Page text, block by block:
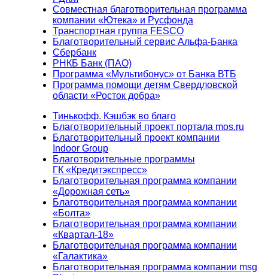
Совместная благотворительная программа
компании «Ютека» и Русфонда
Транспортная группа FESCO
Благотворительный сервис Альфа-Банка
Сбербанк
РНКБ Банк (ПАО)
Программа «Мультибонус» от Банка ВТБ
Программа помощи детям Свердловской
области «Росток добра»
Тинькофф. Кэшбэк во благо
Благотворительный проект портала mos.ru
Благотворительный проект компании
Indoor Group
Благотворительные программы
ГК «Кредитэкспресс»
Благотворительная программа компании
«Дорожная сеть»
Благотворительная программа компании
«Болта»
Благотворительная программа компании
«Квартал-18»
Благотворительная программа компании
«Галактика»
Благотворительная программа компании msg